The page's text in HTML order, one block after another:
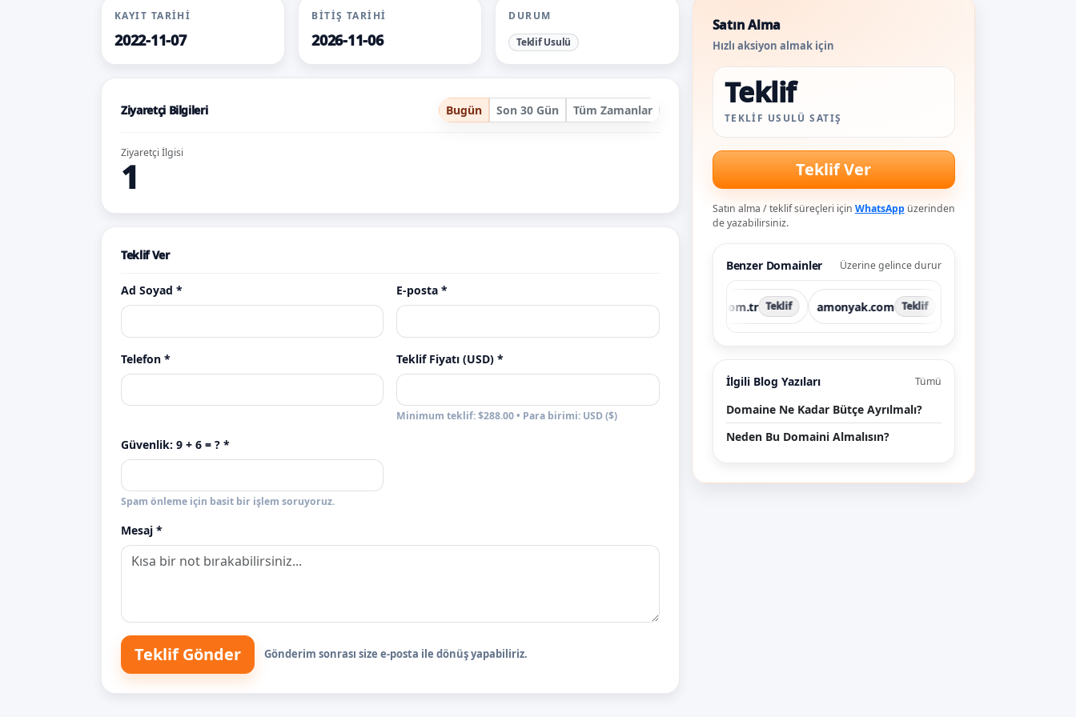
KAYIT TARIHI
2022-11-07
BITIŞ TARIHI
2026-11-06
DURUM
Teklif Usulü
Ziyaretçi Bilgileri Bugün Son 30 Gün Tüm Zamanlar
Ziyaretçi İlgisi
1
Teklif Ver
Ad Soyad * E-posta *
Telefon * Teklif Fiyatı (USD) *
Minimum teklif: $288.00 • Para birimi: USD ($)
Güvenlik: 9 + 6 = ? *
Spam önleme için basit bir işlem soruyoruz.
Mesaj *
Teklif Gönder Gönderim sonrası size e-posta ile dönüş yapabiliriz.
Satın Alma
Hızlı aksiyon almak için
Teklif
TEKLIF USULÜ SATIŞ
Teklif Ver
Satın alma / teklif süreçleri için WhatsAppüzerinden
de yazabilirsiniz.
Benzer Domainler Üzerine gelince durur
abonman.com.tr Teklif acilisorganizasyonu.com Teklif agop.com.tr Teklif amonyak.com Teklif catal.com.tr
İlgili Blog Yazıları Tümü
Domaine Ne Kadar Bütçe Ayrılmalı?
Neden Bu Domaini Almalısın?